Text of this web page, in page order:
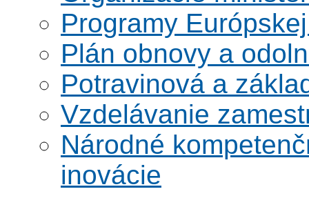
Programy
Plán obnovy a
Potravinová a
Vzdelávanie
Národné
inovácie